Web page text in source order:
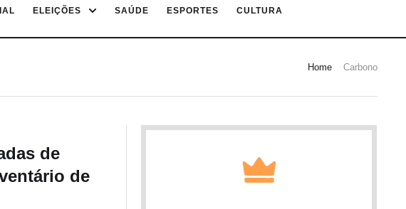
ELEIÇÕES SAÚDE ESPORTES CULTURA
Home Carbono
de
de